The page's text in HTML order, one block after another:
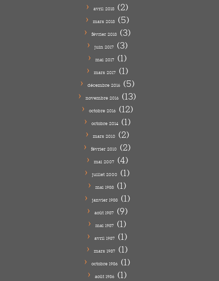
avril 2018 (2)
mars 2018(5)
février 2018(3)
juin 2017(3)
mai 2017(1)
mars 2017(1)
décembre 2016(5)
novembre 2016 (13)
octobre 2016(12)
octobre 2014(1)
mars 2010 (2)
février 2010 (2)
mai 2007(4)
juillet 2000 (1)
mai 1988 (1)
janvier 1988(1)
août 1987(9)
mai 1987 (1)
avril 1987 (1)
mars 1987 (1)
octobre 1986 (1)
août 1986 (1)